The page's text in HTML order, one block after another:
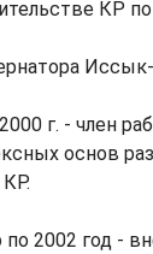
КР
г. - член
основ
по 2002 год -